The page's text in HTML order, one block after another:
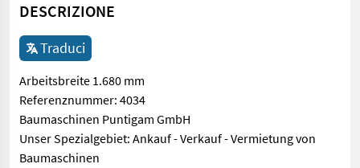
DESCRIZIONE
Traduci
Arbeitsbreite 1.680 mm
Referenznummer: 4034
Baumaschinen Puntigam GmbH
Unser Spezialgebiet: Ankauf - Verkauf - Vermietung von
Baumaschinen